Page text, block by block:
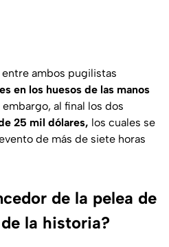
ambos pugilistas
en los huesos de las manos
embargo, al final los dos
25 mil dólares, los cuales se
de más de siete horas
de la pelea de
la historia?